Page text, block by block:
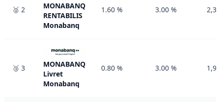
🥈 2
MONABANQ
RENTABILIS
Monabanq
1.60 % 3.00 %
🥉 3
MONABANQ
Livret
Monabanq
0.80 % 3.00 %